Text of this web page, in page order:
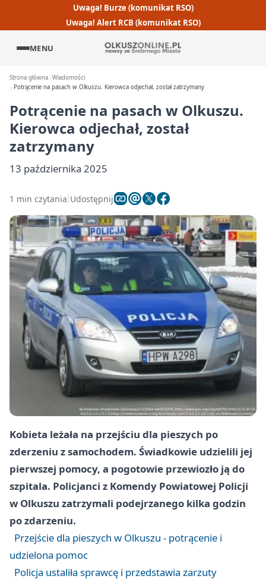
Uwaga! Burze (komunikat RSO)
Uwaga! Alert RCB (komunikat RSO)
MENU
Strona główna Wiadomości
Potrącenie na pasach w Olkuszu. Kierowca odjechał, został zatrzymany
Potrącenie na pasach w Olkuszu.
Kierowca odjechał, został
zatrzymany
13 października 2025
1 min czytania Udostępnij
Kobieta leżała na przejściu dla pieszych po
zderzeniu z samochodem. Świadkowie udzielili jej
pierwszej pomocy, a pogotowie przewiozło ją do
szpitala. Policjanci z Komendy Powiatowej Policji
w Olkuszu zatrzymali podejrzanego kilka godzin
po zdarzeniu.
Przejście dla pieszych w Olkuszu - potrącenie i
udzielona pomoc
Policja ustaliła sprawcę i przedstawia zarzuty